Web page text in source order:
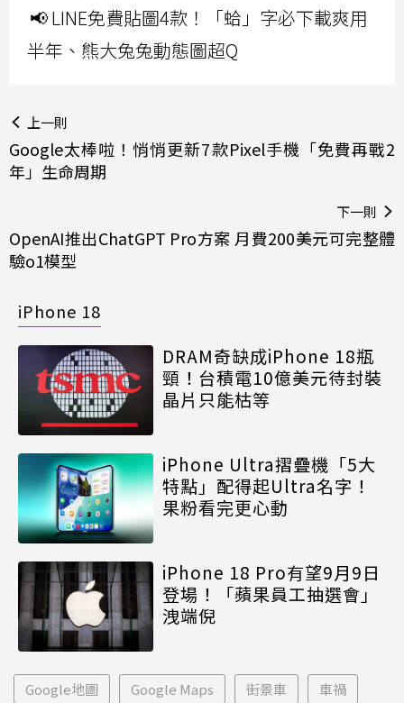
📢 LINE免費貼圖4款！「蛤」字必下載爽用
半年、熊大兔兔動態圖超Q
上一則
Google太棒啦！悄悄更新7款Pixel手機「免費再戰2
年」生命周期
下一則
OpenAI推出ChatGPT Pro方案 月費200美元可完整體
驗o1模型
iPhone 18
DRAM奇缺成iPhone 18瓶
頸！台積電10億美元待封裝
晶片只能枯等
iPhone Ultra摺疊機「5大
特點」配得起Ultra名字！
果粉看完更心動
iPhone 18 Pro有望9月9日
登場！「蘋果員工抽選會」
洩端倪
Google地圖 Google Maps 街景車 車禍